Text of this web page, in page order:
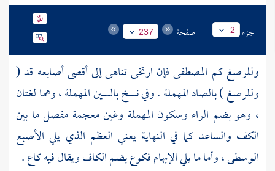
جزء 2 صفحة 237
وللرصغ كم المصطفى فإن ارتخى تناهى إلى أقصى أصابعه قد (
وللرصغ ) بالصاد المهملة . وفي نسخ بالسين المهملة ، وهما لغتان
، وهو بضم الراء وسكون المهملة وغين معجمة مفصل ما بين
الكف والساعد كما في النهاية يعني العظم الذي يلي الأصبع
الوسطى ، وأما ما يلي الإبهام فكوع بضم الكاف ويقال فيه كاع .